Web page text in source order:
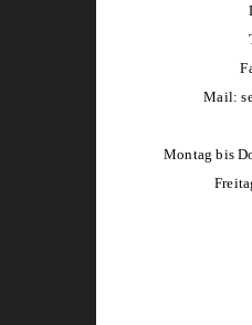
Mail:
Montag bis